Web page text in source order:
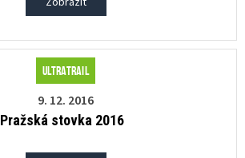
Ultratrail
9. 12. 2016
Pražská stovka 2016